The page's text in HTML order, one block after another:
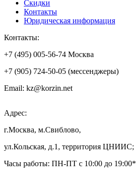
Скидки
Контакты
Юридическая информация
Контакты:
+7 (495) 005-56-74 Москва
+7 (905) 724-50-05 (мессенджеры)
Email: kz@korzin.net
Адрес:
г.Москва, м.Свиблово,
ул.Кольская, д.1, территория ЦНИИС;
Часы работы: ПН-ПТ с 10:00 до 19:00*